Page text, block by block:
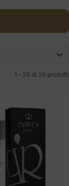
1 - 29 di 29 prodotti